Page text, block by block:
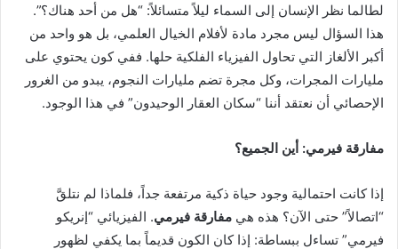
لطالما نظر الإنسان إلى السماء ليلاً متسائلاً: “هل من أحد هناك؟”.
هذا السؤال ليس مجرد مادة لأفلام الخيال العلمي، بل هو واحد من
أكبر الألغاز التي تحاول الفيزياء الفلكية حلها. ففي كون يحتوي على
مليارات المجرات، وكل مجرة تضم مليارات النجوم، يبدو من الغرور
الإحصائي أن نعتقد أننا “سكان العقار الوحيدون” في هذا الوجود.
مفارقة فيرمي: أين الجميع؟
إذا كانت احتمالية وجود حياة ذكية مرتفعة جداً، فلماذا لم نتلقَّ
“اتصالاً” حتى الآن؟ هذه هي مفارقة فيرمي. الفيزيائي “إنريكو
فيرمي” تساءل ببساطة: إذا كان الكون قديماً بما يكفي لظهور